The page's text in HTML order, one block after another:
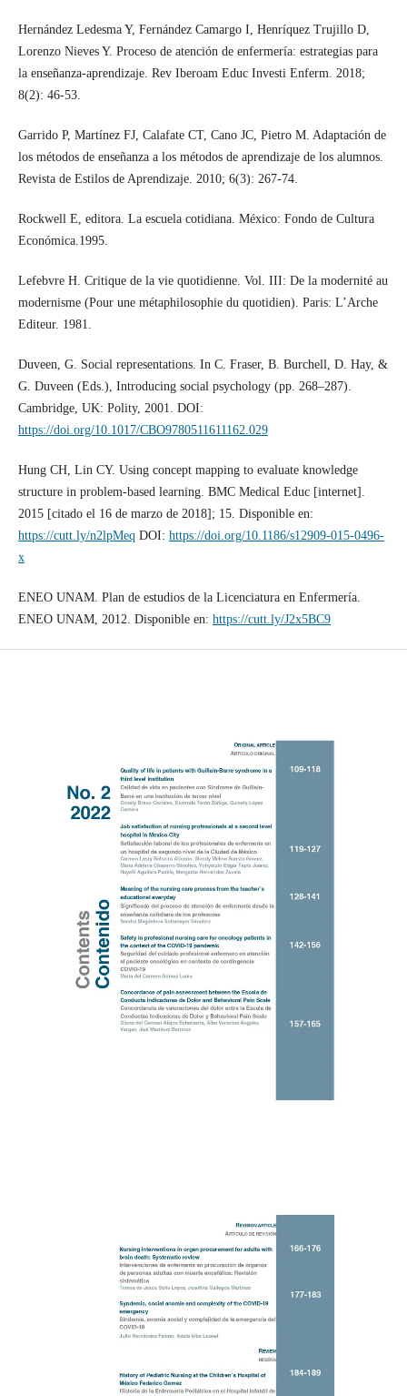
Hernández Ledesma Y, Fernández Camargo I, Henríquez Trujillo D,
Lorenzo Nieves Y. Proceso de atención de enfermería: estrategias para
la enseñanza-aprendizaje. Rev Iberoam Educ Investi Enferm. 2018;
8(2): 46-53.
Garrido P, Martínez FJ, Calafate CT, Cano JC, Pietro M. Adaptación de
los métodos de enseñanza a los métodos de aprendizaje de los alumnos.
Revista de Estilos de Aprendizaje. 2010; 6(3): 267-74.
Rockwell E, editora. La escuela cotidiana. México: Fondo de Cultura
Económica.1995.
Lefebvre H. Critique de la vie quotidienne. Vol. III: De la modernité au
modernisme (Pour une métaphilosophie du quotidien). Paris: L’Arche
Editeur. 1981.
Duveen, G. Social representations. In C. Fraser, B. Burchell, D. Hay, &
G. Duveen (Eds.), Introducing social psychology (pp. 268–287).
Cambridge, UK: Polity, 2001. DOI:
https://doi.org/10.1017/CBO9780511611162.029
Hung CH, Lin CY. Using concept mapping to evaluate knowledge
structure in problem-based learning. BMC Medical Educ [internet].
2015 [citado el 16 de marzo de 2018]; 15. Disponible en:
https://cutt.ly/n2lpMeq DOI: https://doi.org/10.1186/s12909-015-0496-
x
ENEO UNAM. Plan de estudios de la Licenciatura en Enfermería.
ENEO UNAM, 2012. Disponible en: https://cutt.ly/J2x5BC9